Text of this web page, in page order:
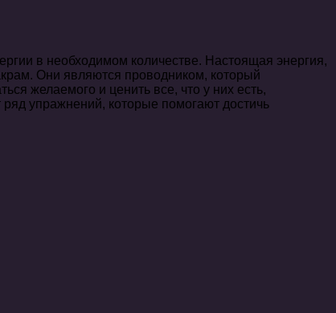
в необходимом количестве. Настоящая энергия,
Они являются проводником, который
желаемого и ценить все, что у них есть,
упражнений, которые помогают достичь